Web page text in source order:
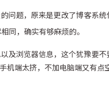
问题，原来是更改了博客系
同，确实有够麻烦的。
及浏览器信息，这个犹豫要
机端太挤，不加电脑端又有